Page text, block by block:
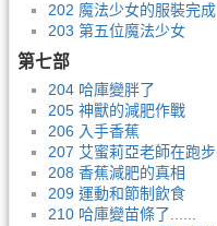
202 魔法少女的服裝完成
203 第五位魔法少女
第七部
204 哈庫變胖了
205 神獸的減肥作戰
206 入手香蕉
207 艾蜜莉亞老師在跑步
208 香蕉減肥的真相
209 運動和節制飲食
210 哈庫變苗條了......